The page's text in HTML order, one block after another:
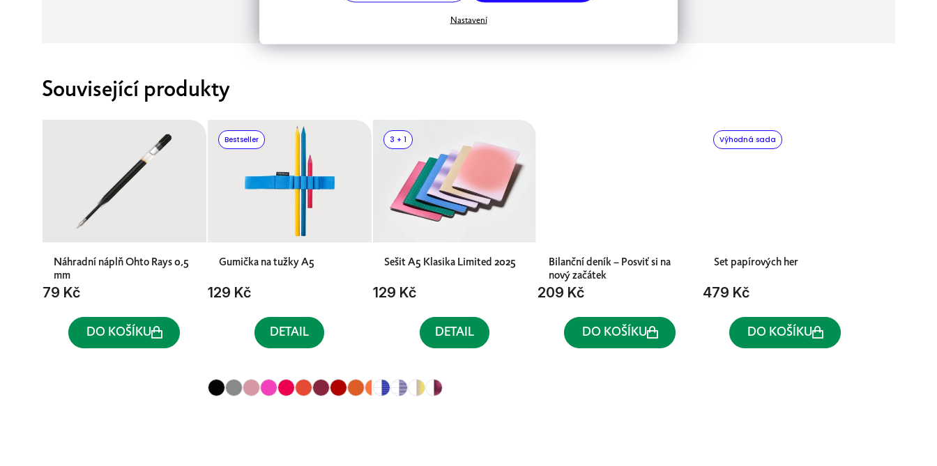
Nastavení
Související produkty
Náhradní náplň Ohto Rays 0,5
mm
79 Kč
DO KOŠÍKU
Bestseller
Gumička na tužky A5
129 Kč
DETAIL
3 + 1
Sešit A5 Klasika Limited 2025
129 Kč
DETAIL
Bilanční deník – Posviť si na
nový začátek
209 Kč
DO KOŠÍKU
Výhodná sada
Set papírových her
479 Kč
DO KOŠÍKU